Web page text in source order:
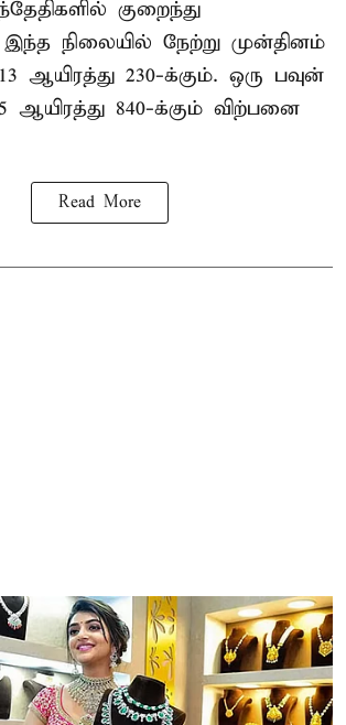
குறைந்து
நிலையில் நேற்று முன்தினம்
ஆயிரத்து 230-க்கும். ஒரு பவுன்
ஆயிரத்து 840-க்கும் விற்பனை
Read More